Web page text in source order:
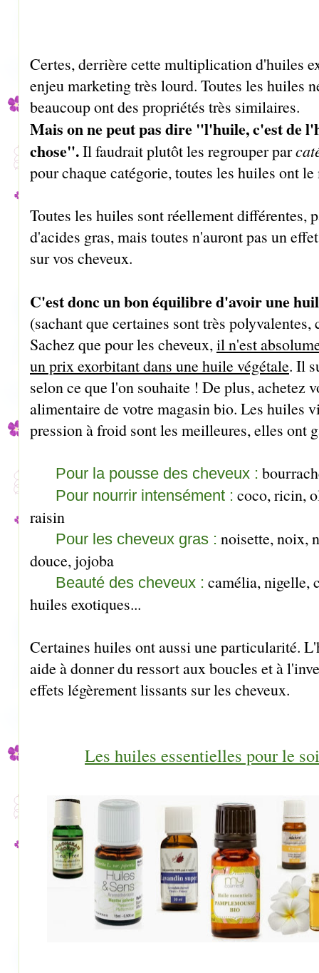
Certes, derrière cette multiplication d'huiles
enjeu marketing très lourd. Toutes les huiles
beaucoup ont des propriétés très similaires.
Mais on ne peut pas dire "l'huile, c'est de
chose".Il faudrait plutôt les regrouper par
pour chaque catégorie, toutes les huiles ont
Toutes les huiles sont réellement différentes,
d'acides gras, mais toutes n'auront pas un
sur vos cheveux.
C'est donc un bon équilibre d'avoir une
(sachant que certaines sont très
Sachez que pour les cheveux,il n'est
un prix exorbitant dans une huile végétale. Il
selon ce que l'on souhaite ! De plus, achetez
alimentaire de votre magasin bio. Les huiles
pression à froid sont les meilleures, elles ont
Pour la pousse des cheveux :
Pour nourrir intensément : coco, ricin,
raisin
Pour les cheveux gras : noisette, noix,
douce, jojoba
Beauté des cheveux : camélia, nigelle,
huiles exotiques...
Certaines huiles ont aussi une particularité.
aide à donner du ressort aux boucles et à
effets légèrement lissants sur les cheveux.
Les huiles essentielles pour le